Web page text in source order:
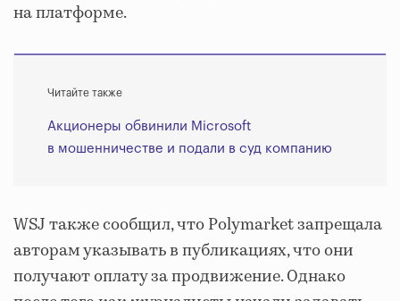
на платформе.
Читайте также
Акционеры обвинили Microsoft
в мошенничестве и подали в суд компанию
WSJ также сообщил, что Polymarket запрещала
авторам указывать в публикациях, что они
получают оплату за продвижение. Однако